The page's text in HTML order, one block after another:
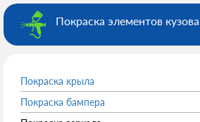
Покраска элементов кузова
Покраска крыла
Покраска бампера